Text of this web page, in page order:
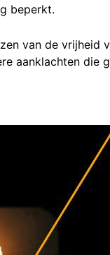
beperkt.
van de vrijheid
aanklachten die